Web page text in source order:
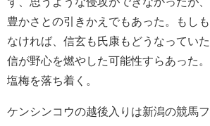
豊かさとの引きかえでもあった。もし
なければ、信玄も氏康もどうなってい
信が野心を燃やした可能性すらあった
塩梅を落ち着く。
ケンシンコウの越後入りは新潟の競馬